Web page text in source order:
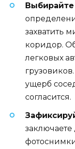
захватить
коридор.
легковых
ущерб
согласится.